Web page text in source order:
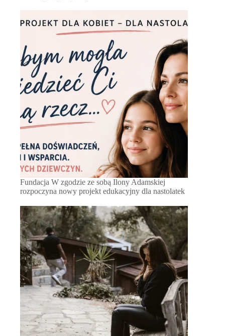
Fundacja W zgodzie ze sobą Ilony Adamskiej
rozpoczyna nowy projekt edukacyjny dla nastolatek